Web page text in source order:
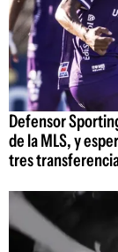
Defensor
de la MLS, y
tres